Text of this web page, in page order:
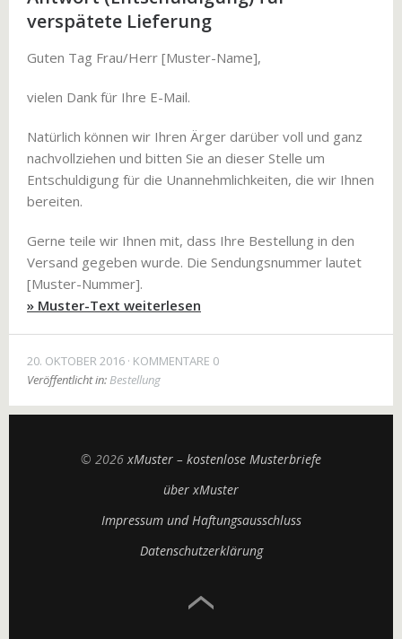
verspätete Lieferung
Guten Tag Frau/Herr [Muster-Name],
vielen Dank für Ihre E-Mail.
Natürlich können wir Ihren Ärger darüber voll und ganz
nachvollziehen und bitten Sie an dieser Stelle um
Entschuldigung für die Unannehmlichkeiten, die wir Ihnen
bereiten.
Gerne teile wir Ihnen mit, dass Ihre Bestellung in den
Versand gegeben wurde. Die Sendungsnummer lautet
[Muster-Nummer].
» Muster-Text weiterlesen
20. OKTOBER 2016 KOMMENTARE 0
Veröffentlicht in:Bestellung
© 2026xMuster – kostenlose Musterbriefe
über xMuster
Impressum und Haftungsausschluss
Datenschutzerklärung